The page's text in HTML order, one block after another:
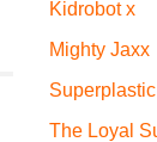
Kidrobot x
Mighty Jaxx
The Loyal